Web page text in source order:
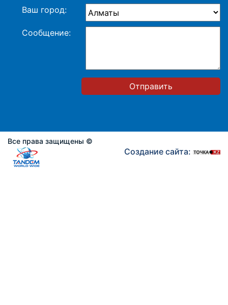
Ваш город:
Сообщение:
Отправить
Все права защищены ©
Создание сайта: